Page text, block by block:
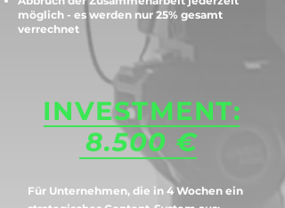
möglich - es werden nur 25% gesamt
verrechnet
INVESTMENT:
8.500 €
Für Unternehmen, die in 4 Wochen ein